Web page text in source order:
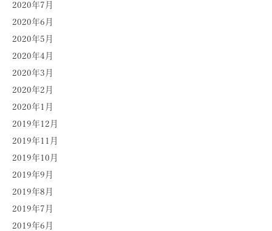
2020年7月
2020年6月
2020年5月
2020年4月
2020年3月
2020年2月
2020年1月
2019年12月
2019年11月
2019年10月
2019年9月
2019年8月
2019年7月
2019年6月